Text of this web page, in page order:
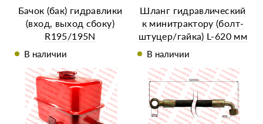
Бачок (бак) гидравлики
(вход, выход сбоку)
R195/195N
В наличии
Шланг гидравлический
к минитрактору (болт-
штуцер/гайка) L-620 мм
В наличии